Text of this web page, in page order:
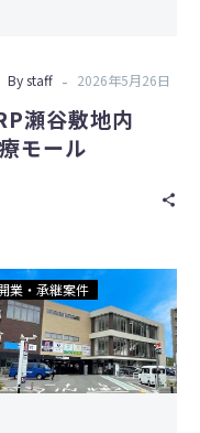
ル
Bystaff - 2026年5月26日
瀬谷敷地内
モール
西
千
葉
駅
再
業・承継案件